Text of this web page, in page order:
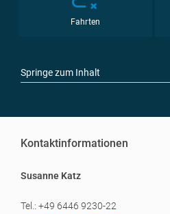
Fahrten
Springe zum Inhalt
Kontaktinformationen
Susanne Katz
Tel.: +49 6446 9230-22